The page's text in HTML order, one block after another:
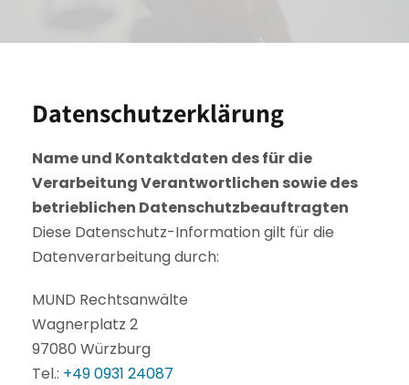
Datenschutzerklärung
Name und Kontaktdaten des für die
Verarbeitung Verantwortlichen sowie des
betrieblichen Datenschutzbeauftragten
Diese Datenschutz-Information gilt für die
Datenverarbeitung durch:
MUND Rechtsanwälte
Wagnerplatz 2
97080 Würzburg
Tel.: +49 0931 24087